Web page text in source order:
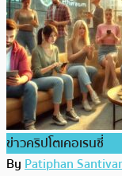
ข่าวคริปโตเคอเรนซี่
ByPatiphan